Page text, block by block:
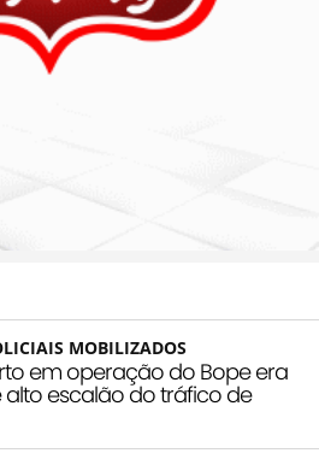
MOBILIZADOS
em operação do Bope era
alto escalão do tráfico de